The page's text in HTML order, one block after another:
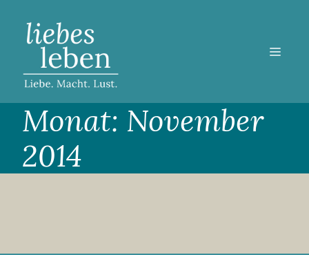
Inhalt
springen
Monat: November
2014